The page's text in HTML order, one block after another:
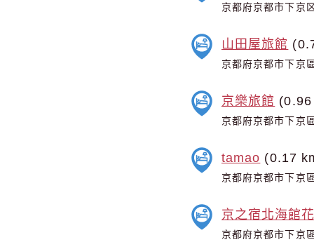
京都府京都市下京
山田屋旅館
京都府京都市下京
京樂旅館
京都府京都市下京
tamao (0.17
京都府京都市下京
京之宿北海館
京都府京都市下京